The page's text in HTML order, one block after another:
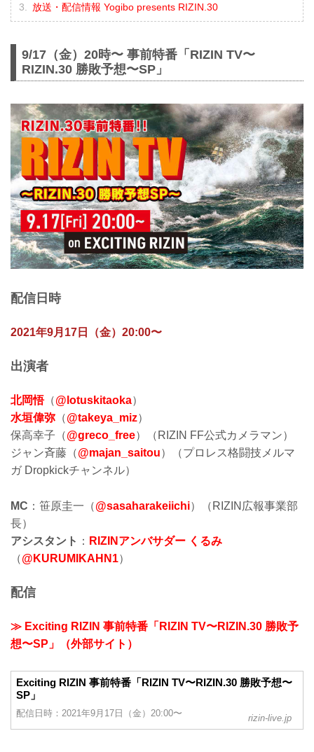
放送・配信情報 Yogibo presents RIZIN.30
9/17（金）20時〜 事前特番「RIZIN TV〜
RIZIN.30 勝敗予想〜SP」
配信日時
2021年9月17日（金）20:00〜
出演者
北岡悟（@lotuskitaoka）
水垣偉弥 （@takeya_miz）
保高幸子（@greco_free）（RIZIN FF公式カメラマン）
ジャン斉藤（@majan_saitou）（プロレス格闘技メルマ
ガ Dropkickチャンネル）
MC ：笹原圭一（@sasaharakeiichi）（RIZIN広報事業部
長）
アシスタント ： RIZINアンバサダー くるみ
（@KURUMIKAHN1）
配信
≫ Exciting RIZIN 事前特番「RIZIN TV〜RIZIN.30 勝敗予
想〜SP」（外部サイト）
Exciting RIZIN 事前特番「RIZIN TV〜RIZIN.30 勝敗予想〜
SP」
配信日時：2021年9月17日（金）20:00〜 rizin-live.jp